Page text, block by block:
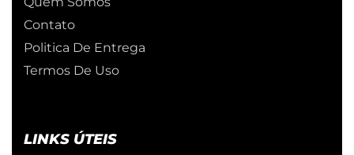
Contato
Politica De Entrega
Termos De Uso
LINKS ÚTEIS